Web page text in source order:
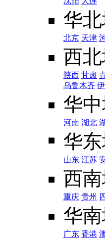
华
北京 天津
西
陕西 甘肃
乌鲁木齐
华
河南 湖北
华
山东 江苏
西
重庆 贵州
华
广东 香港